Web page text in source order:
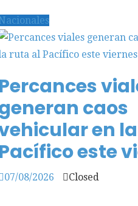
Percances
caos
en
Pacífico este
07/08/2026 Closed